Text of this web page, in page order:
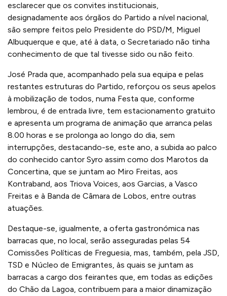
esclarecer que os convites institucionais,
designadamente aos órgãos do Partido a nível nacional,
são sempre feitos pelo Presidente do PSD/M, Miguel
Albuquerque e que, até à data, o Secretariado não tinha
conhecimento de que tal tivesse sido ou não feito.
José Prada que, acompanhado pela sua equipa e pelas
restantes estruturas do Partido, reforçou os seus apelos
à mobilização de todos, numa Festa que, conforme
lembrou, é de entrada livre, tem estacionamento gratuito
e apresenta um programa de animação que arranca pelas
8.00 horas e se prolonga ao longo do dia, sem
interrupções, destacando-se, este ano, a subida ao palco
do conhecido cantor Syro assim como dos Marotos da
Concertina, que se juntam ao Miro Freitas, aos
Kontraband, aos Triova Voices, aos Garcias, a Vasco
Freitas e à Banda de Câmara de Lobos, entre outras
atuações.
Destaque-se, igualmente, a oferta gastronómica nas
barracas que, no local, serão asseguradas pelas 54
Comissões Políticas de Freguesia, mas, também, pela JSD,
TSD e Núcleo de Emigrantes, às quais se juntam as
barracas a cargo dos feirantes que, em todas as edições
do Chão da Lagoa, contribuem para a maior dinamização